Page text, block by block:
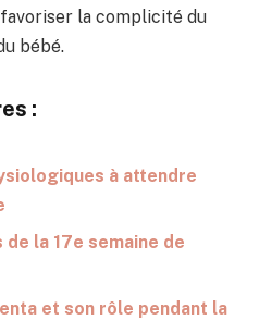
la complicité du
bébé.
:
à attendre
la 17e semaine de
et son rôle pendant la